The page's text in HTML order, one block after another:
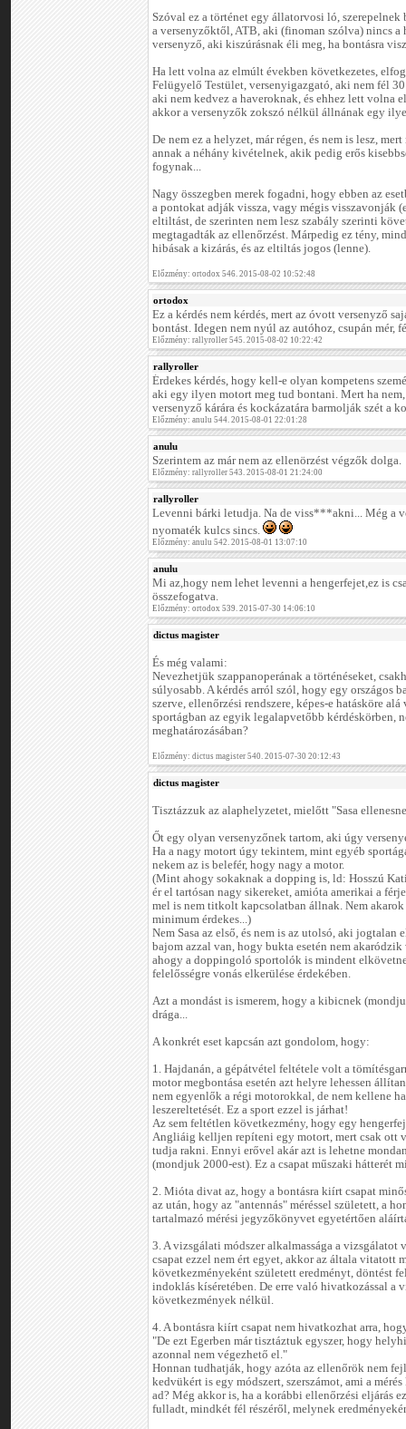
Szóval ez a történet egy állatorvosi ló,
a versenyzőktől, ATB, aki (finoman szólva) nincs a
versenyző, aki kiszúrásnak éli meg, ha bontásra
Ha lett volna az elmúlt években következetes,
Felügyelő Testület, versenyigazgató, aki nem fél
aki nem kedvez a haveroknak, és ehhez lett volna
akkor a versenyzők zokszó nélkül állnának egy
De nem ez a helyzet, már régen, és nem is lesz,
annak a néhány kivételnek, akik pedig erős
fogynak...
Nagy összegben merek fogadni, hogy ebben az
a pontokat adják vissza, vagy mégis visszavonják
eltiltást, de szerinten nem lesz szabály szerinti
megtagadták az ellenőrzést. Márpedig ez tény,
hibásak a kizárás, és az eltiltás jogos (lenne).
Előzmény: ortodox 546. 2015-08-02 10:52:48
ortodox
Ez a kérdés nem kérdés, mert az óvott versenyző
bontást. Idegen nem nyúl az autóhoz, csupán mér,
Előzmény: rallyroller 545. 2015-08-02 10:22:42
rallyroller
Érdekes kérdés, hogy kell-e olyan kompetens
aki egy ilyen motort meg tud bontani. Mert ha
versenyző kárára és kockázatára barmolják szét a
Előzmény: anulu 544. 2015-08-01 22:01:28
anulu
Szerintem az már nem az ellenörzést végzők dolga.
Előzmény: rallyroller 543. 2015-08-01 21:24:00
rallyroller
Levenni bárki letudja. Na de viss***akni... Még a
nyomaték kulcs sincs.
Előzmény: anulu 542. 2015-08-01 13:07:10
anulu
Mi az,hogy nem lehet levenni a hengerfejet,ez is
összefogatva.
Előzmény: ortodox 539. 2015-07-30 14:06:10
dictus magister
És még valami:
Nevezhetjük szappanoperának a történéseket,
súlyosabb. A kérdés arról szól, hogy egy országos
szerve, ellenőrzési rendszere, képes-e hatásköre
sportágban az egyik legalapvetőbb kérdéskörben,
meghatározásában?
Előzmény: dictus magister 540. 2015-07-30 20:12:43
dictus magister
Tisztázzuk az alaphelyzetet, mielőtt "Sasa
Őt egy olyan versenyzőnek tartom, aki úgy
Ha a nagy motort úgy tekintem, mint egyéb
nekem az is belefér, hogy nagy a motor.
(Mint ahogy sokaknak a dopping is, ld: Hosszú
ér el tartósan nagy sikereket, amióta amerikai a
mel is nem titkolt kapcsolatban állnak. Nem
minimum érdekes...)
Nem Sasa az első, és nem is az utolsó, aki jogtalan
bajom azzal van, hogy bukta esetén nem
ahogy a doppingoló sportolók is mindent
felelősségre vonás elkerülése érdekében.
Azt a mondást is ismerem, hogy a kibicnek
drága...
A konkrét eset kapcsán azt gondolom, hogy:
1. Hajdanán, a gépátvétel feltétele volt a
motor megbontása esetén azt helyre lehessen
nem egyenlők a régi motorokkal, de nem kellene
leszereltetését. Ez a sport ezzel is járhat!
Az sem feltétlen következmény, hogy egy hengerfej
Angliáig kelljen repíteni egy motort, mert csak ott
tudja rakni. Ennyi erővel akár azt is lehetne
(mondjuk 2000-est). Ez a csapat műszaki hátterét
2. Mióta divat az, hogy a bontásra kiírt csapat
az után, hogy az "antennás" méréssel született, a
tartalmazó mérési jegyzőkönyvet egyetértően
3. A vizsgálati módszer alkalmassága a vizsgálatot
csapat ezzel nem ért egyet, akkor az általa vitatott
következményeként született eredményt, döntést
indoklás kíséretében. De erre való hivatkozással a
következmények nélkül.
4. A bontásra kiírt csapat nem hivatkozhat arra,
"De ezt Egerben már tisztáztuk egyszer, hogy
azonnal nem végezhető el."
Honnan tudhatják, hogy azóta az ellenőrök nem
kedvükért is egy módszert, szerszámot, ami a
ad? Még akkor is, ha a korábbi ellenőrzési eljárás
fulladt, mindkét fél részéről, melynek